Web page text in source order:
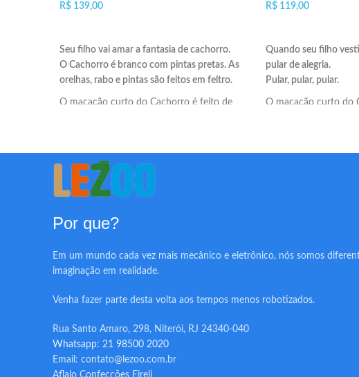
R$
Seu filho vai amar a fantasia de cachorro.
O Cachorro é branco com pintas pretas. As
orelhas, rabo e pintas são feitos em feltro.
O macacão curto do Cachorro é feito de
A fantasia infantil de Cachorro Lezoo é
fabricada com helanca light. Um tecido leve,
resistente e flexível para maior conforto do
R$
Quando seu filho
pular de alegria.
Pular, pular, pular.
O macacão curto do
A fantasia infantil de
Por que?
Em um mundo cada vez mais mecânico e eletrônico, nós somos
imaginação em realidade.
Venha fazer parte desta volta aos tempos menos robotizados.
Rua Santo Amaro, 298, Niterói, RJ 24340-040
Whatsapp: 21 98500 2020
Email: contato@lezoo.com.br
Aflalo Confecções Eireli